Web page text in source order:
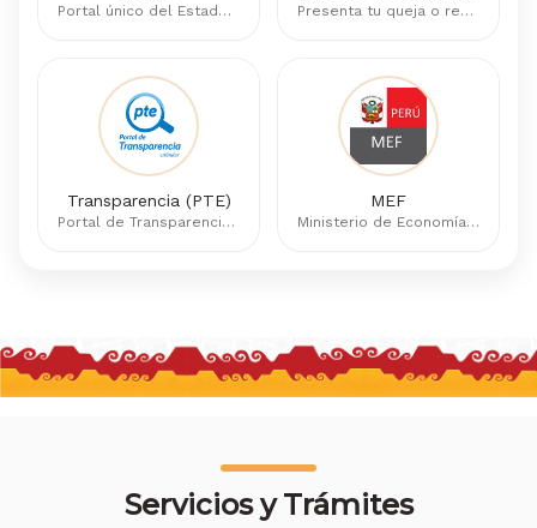
Portal único del Estado Peruano Presenta tu queja o reclamo
Transparencia (PTE)
Portal de Transparencia Estándar
MEF
Ministerio de Economía y Finanzas
Servicios y Trámites